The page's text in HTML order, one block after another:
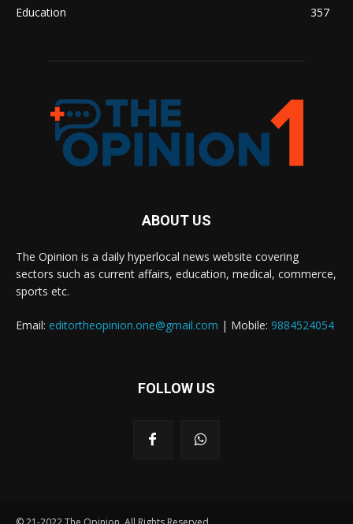
Education
357
ABOUT US
The Opinion is a daily hyperlocal news website covering
sectors such as current affairs, education, medical, commerce,
sports etc.
Email: editortheopinion.one@gmail.com | Mobile: 9884524054
FOLLOW US